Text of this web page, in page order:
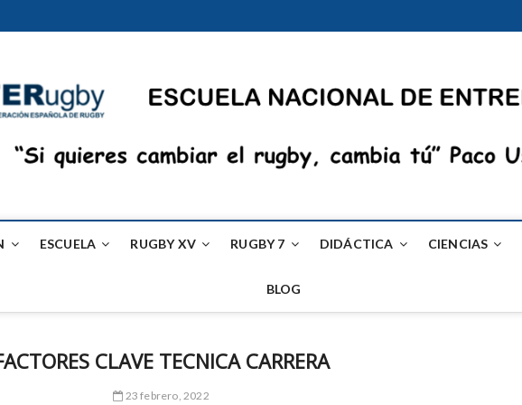
ESCUELA RUGBY XV RUGBY 7 DIDÁCTICA CIENCIAS
BLOG
CLAVE TECNICA CARRERA
23 febrero, 2022